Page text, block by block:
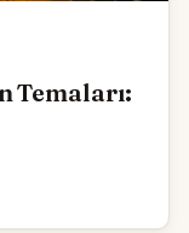
Temaları: